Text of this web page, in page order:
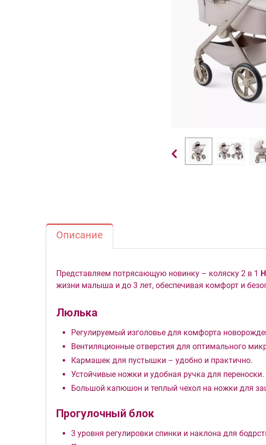
Описание
Представляем потрясающую новинку – коляску 2 в 1
жизни малыша и до 3 лет, обеспечивая комфорт и
Люлька
Регулируемый изголовье для комфорта
Вентиляционные отверстия для оптимального
Кармашек для пустышки – удобно и практично.
Устойчивые ножки и удобная ручка для переноски.
Большой капюшон и теплый чехол на ножки для
Прогулочный блок
3 уровня регулировки спинки и наклона для